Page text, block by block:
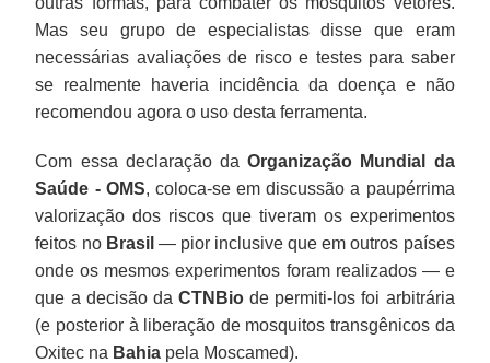
Mas seu grupo de especialistas disse que eram
necessárias avaliações de risco e testes para saber
se realmente haveria incidência da doença e não
recomendou agora o uso desta ferramenta.
Com essa declaração daOrganização Mundial da
Saúde - OMS, coloca-se em discussão a paupérrima
valorização dos riscos que tiveram os experimentos
feitos no Brasil — pior inclusive que em outros países
onde os mesmos experimentos foram realizados — e
que a decisão da CTNBio de permiti-los foi arbitrária
(e posterior à liberação de mosquitos transgênicos da
Oxitec na Bahia pela Moscamed).